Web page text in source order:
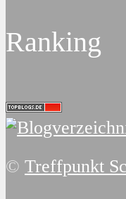
Ranking
© Treffpunkt